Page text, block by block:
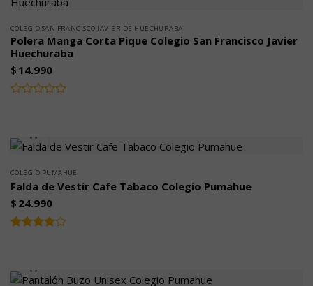
COLEGIO SAN FRANCISCO JAVIER DE HUECHURABA
Polera Manga Corta Pique Colegio San Francisco Javier
Huechuraba
de
5
$ 14.990
COLEGIO PUMAHUE
Falda de Vestir Cafe Tabaco Colegio Pumahue
$ 24.990